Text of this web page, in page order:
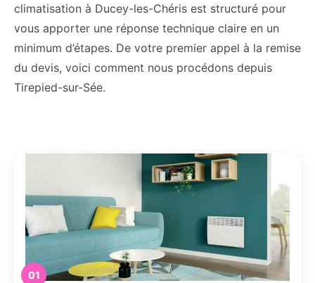
climatisation à Ducey-les-Chéris est structuré pour
vous apporter une réponse technique claire en un
minimum d’étapes. De votre premier appel à la remise
du devis, voici comment nous procédons depuis
Tirepied-sur-Sée.
01